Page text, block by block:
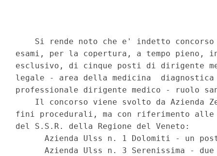
Si rende noto che e' indetto
esami, per la copertura, a tempo pieno,
esclusivo, di cinque posti di dirigente
legale - area della medicina
professionale dirigente medico - ruolo
Il concorso viene svolto da Azienda
fini procedurali, ma con riferimento alle
del S.S.R. della Regione del Veneto:
Azienda Ulss n. 1 Dolomiti - un
Azienda Ulss n. 3 Serenissima -